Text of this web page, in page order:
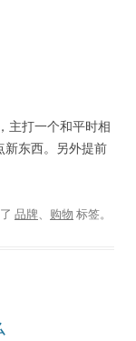
主打一个和平时相
新东西。另外提前
品牌、 购物 标签。